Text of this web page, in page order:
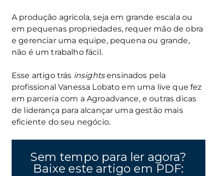
A produção agrícola, seja em grande escala ou
em pequenas propriedades, requer mão de obra
e gerenciar uma equipe, pequena ou grande,
não é um trabalho fácil.
Esse artigo trás insightsensinados pela
profissional Vanessa Lobato em uma live que fez
em parceria com a Agroadvance, e outras dicas
de liderança para alcançar uma gestão mais
eficiente do seu negócio.
Sem tempo para ler agora?
Baixe este artigo em PDF: